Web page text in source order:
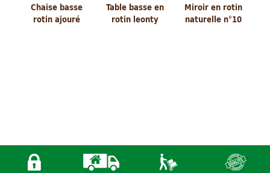
Chaise basse
rotin ajouré
Table basse en
rotin leonty
Miroir en rotin
naturelle n°10